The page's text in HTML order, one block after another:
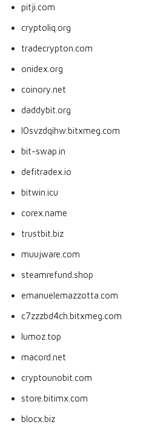
pitji.com
cryptoliq.org
tradecrypton.com
onidex.org
coinory.net
daddybit.org
l0svzdqihw.bitxmeg.com
bit-swap.in
defitradex.io
bitwin.icu
corex.name
trustbit.biz
muujware.com
steamrefund.shop
emanuelemazzotta.com
c7zzzbd4ch.bitxmeg.com
lumoz.top
macord.net
cryptounobit.com
store.bitimx.com
blocx.biz